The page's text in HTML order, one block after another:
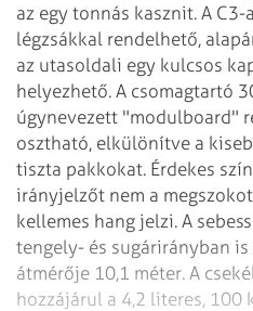
az egy tonnás kasznit. A
légzsákkal rendelhető,
az utasoldali egy kulcsos
helyezhető. A csomagtartó
úgynevezett "modulboard"
osztható, elkülönítve a
tiszta pakkokat. Érdekes
irányjelzőt nem a
kellemes hang jelzi. A
tengely- és sugárirányban
átmérője 10,1 méter. A
hozzájárul a 4,2 literes, 100